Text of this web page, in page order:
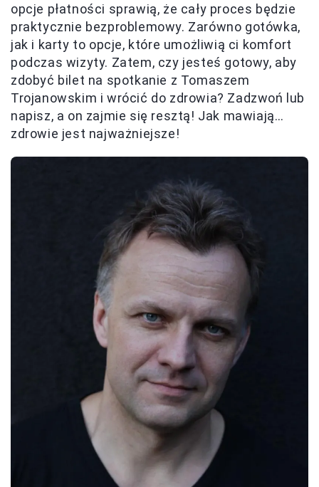
opcje płatności sprawią, że cały proces będzie
praktycznie bezproblemowy. Zarówno gotówka,
jak i karty to opcje, które umożliwią ci komfort
podczas wizyty. Zatem, czy jesteś gotowy, aby
zdobyć bilet na spotkanie z Tomaszem
Trojanowskim i wrócić do zdrowia? Zadzwoń lub
napisz, a on zajmie się resztą! Jak mawiają…
zdrowie jest najważniejsze!